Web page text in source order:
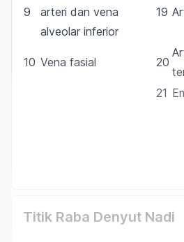
9
arteri dan vena
alveolar inferior
19
10 Vena fasial 20
21
Titik Raba Denyut Nadi